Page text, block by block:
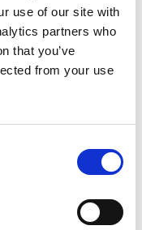
use of our site with
partners who
that you’ve
from your use